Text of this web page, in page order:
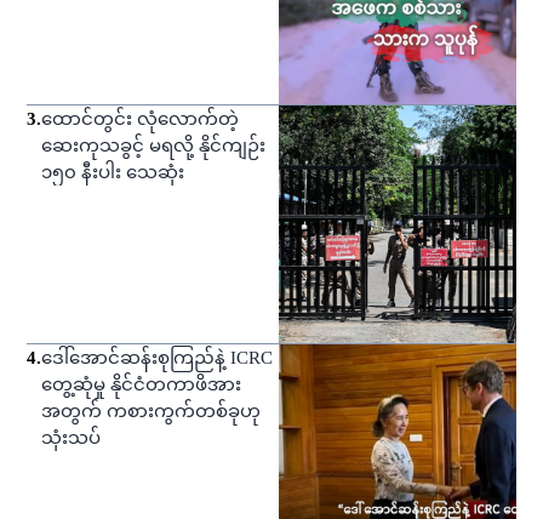
3.ထောင်တွင်း လုံလောက်တဲ့
ဆေးကုသခွင့် မရလို့ နိုင်ကျဉ်း
၁၅၀ နီးပါး သေဆုံး
4.ဒေါ်အောင်ဆန်းစုကြည်နဲ့ ICRC
တွေ့ဆုံမှု နိုင်ငံတကာဖိအား
အတွက် ကစားကွက်တစ်ခုဟု
သုံးသပ်